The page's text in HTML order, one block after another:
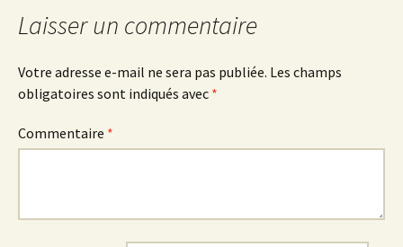
articles
Laisser un commentaire
Votre adresse e-mail ne sera pas publiée. Les champs
obligatoires sont indiqués avec *
Commentaire *